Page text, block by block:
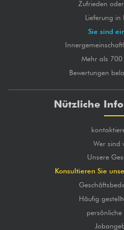
Zufrieden
Lieferung in
Sie sind
Mehr als 700
Bewertungen
Nützliche
Wer sind
Unsere
Konsultieren Sie
Häufig
persönliche